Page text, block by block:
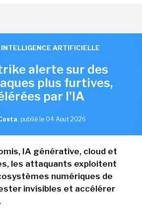
INTELLIGENCE ARTIFICIELLE
alerte sur des
plus furtives,
par l'IA
, publié le 04 Aout 2026
IA générative, cloud et
les attaquants exploitent
numériques de
invisibles et accélérer